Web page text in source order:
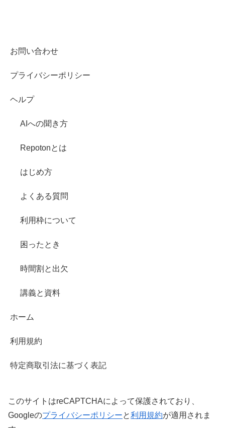
お問い合わせ
プライバシーポリシー
ヘルプ
AIへの聞き方
Repotonとは
はじめ方
よくある質問
利用枠について
困ったとき
時間割と出欠
講義と資料
ホーム
利用規約
特定商取引法に基づく表記
このサイトはreCAPTCHAによって保護されており、
Googleのプライバシーポリシーと利用規約が適用されま